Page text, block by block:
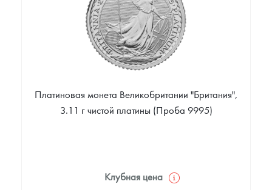
Платиновая монета Великобритании "Британия",
3.11 г чистой платины (Проба 9995)
Клубная цена